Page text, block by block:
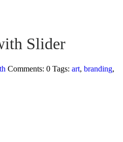
Slider
Comments: 0 Tags: art, branding,